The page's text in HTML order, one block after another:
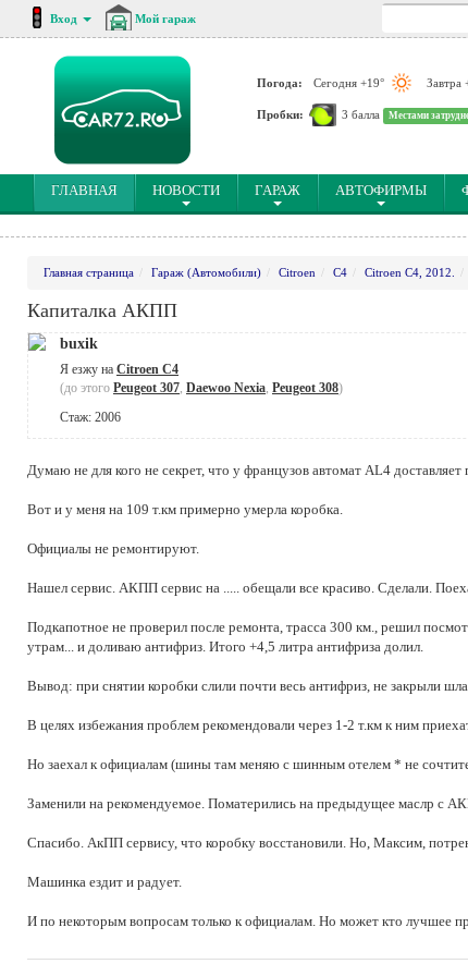
Вход Мой гараж
Погода: Сегодня +19° Завтра
Пробки: 3 балла Местами
ГЛАВНАЯ(CURRENT)
НОВОСТИ ГАРАЖ АВТОФИРМЫ
Главная страница Гараж (Автомобили) Citroen C4 Citroen C4, 2012.
Капиталка АКПП
buxik
Я езжу на Citroen C4
(до этого Peugeot 307, Daewoo Nexia, Peugeot 308)
Стаж: 2006
Думаю не для кого не секрет, что у французов автомат AL4
Вот и у меня на 109 т.км примерно умерла коробка.
Официалы не ремонтируют.
Нашел сервис. АКПП сервис на ..... обещали все красиво. Сделали.
Подкапотное не проверил после ремонта, трасса 300 км., решил
утрам... и доливаю антифриз. Итого +4,5 литра антифриза долил.
Вывод: при снятии коробки слили почти весь антифриз, не закрыли
В целях избежания проблем рекомендовали через 1-2 т.км к ним
Но заехал к официалам (шины там меняю с шинным отелем * не
Заменили на рекомендуемое. Поматерились на предыдущее маслр с
Спасибо. АкПП сервису, что коробку восстановили. Но, Максим,
Машинка ездит и радует.
И по некоторым вопросам только к официалам. Но может кто лучшее